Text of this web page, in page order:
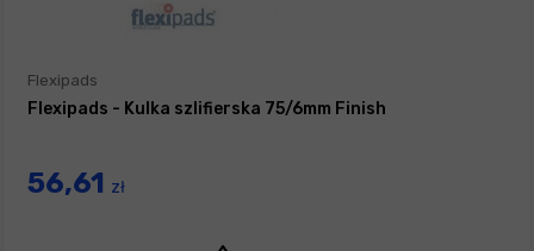
Flexipads
Flexipads - Kulka szlifierska 75/6mm Finish
56,61 zł